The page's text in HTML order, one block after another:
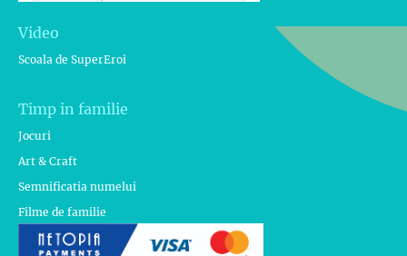
Video
Scoala de SuperEroi
Timp in familie
Jocuri
Art & Craft
Semnificatia numelui
Filme de familie